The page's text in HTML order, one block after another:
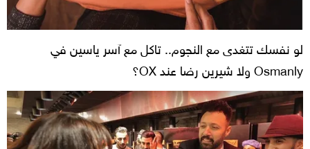
لو نفسك تتغدى مع النجوم.. تاكل مع آسر ياسين في
Osmanly ولا شيرين رضا عند OX؟